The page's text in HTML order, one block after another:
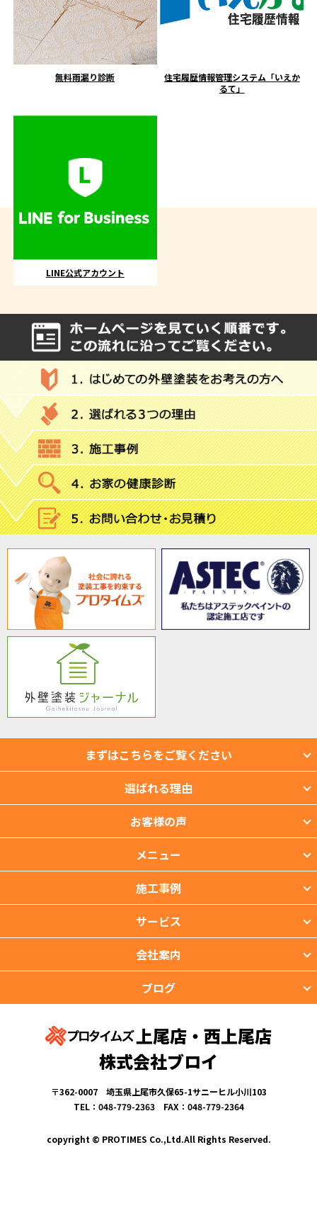
無料雨漏り診断
住宅履歴情報管理システム「いえか
るて」
LINE公式アカウント
まずはこちらをご覧ください
選ばれる理由
お客様の声
メニュー
施工事例
サービス
会社案内
ブログ
上尾店・西上尾店
株式会社ブロイ
〒362-0007 埼玉県上尾市久保65-1サニーヒル小川103
TEL：048-779-2363 FAX：048-779-2364
copyright © PROTIMES Co.,Ltd.All Rights Reserved.